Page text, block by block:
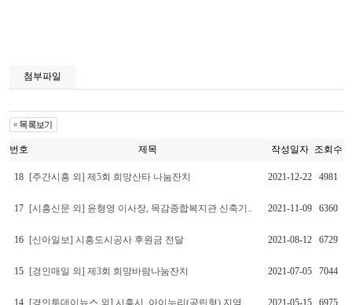
첨부파일
번호 제목 작성일자 조회수
18 [주간시흥 외] 제5회 희망산타 나눔잔치 2021-12-22 4981
17 [시흥신문 외] 윤형영 이사장, 목감종합복지관 신축기.. 2021-11-09 6360
16 [신아일보] 시흥도시공사 후원금 전달 2021-08-12 6729
15 [경인매일 외] 제3회 희망바람나눔잔치 2021-07-05 7044
14 [경인투데이뉴스 외] 시흥시, 아이누리(공립형) 지역.. 2021-05-15 6975